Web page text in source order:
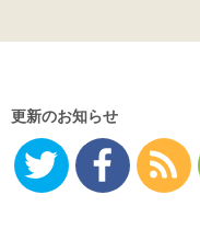
更新のお知らせ